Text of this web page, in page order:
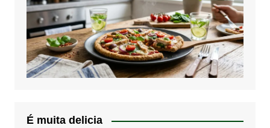
É muita delicia